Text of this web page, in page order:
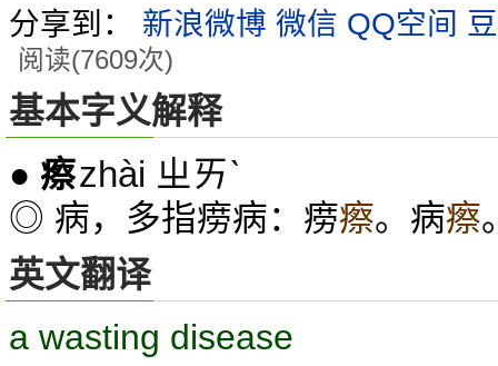
分享到： 新浪微博 微信 QQ空间
阅读(7609次)
基本字义解释
● 瘵zhài ㄓㄞˋ
◎ 病，多指痨病：痨瘵。病瘵
英文翻译
a wasting disease